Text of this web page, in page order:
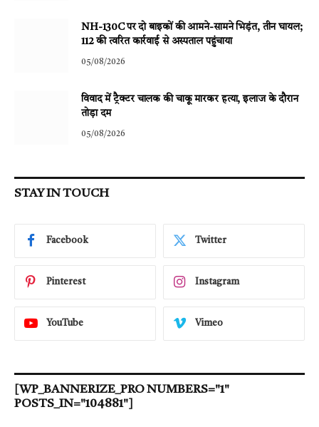
NH-130C पर दो बाइकों की आमने-सामने भिड़ंत, तीन घायल;
112 की त्वरित कार्रवाई से अस्पताल पहुंचाया
05/08/2026
विवाद में ट्रैक्टर चालक की चाकू मारकर हत्या, इलाज के दौरान
तोड़ा दम
05/08/2026
STAY IN TOUCH
Facebook Twitter
Pinterest Instagram
YouTube Vimeo
[WP_BANNERIZE_PRO NUMBERS="1"
POSTS_IN="104881"]